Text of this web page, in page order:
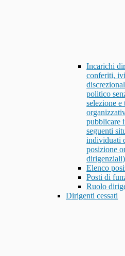
Incarichi
conferiti,
politico
selezione
pubblicare
seguenti
individuati
posizione
dirigenziali)
Elenco
Posti di
Ruolo
Dirigenti cessati